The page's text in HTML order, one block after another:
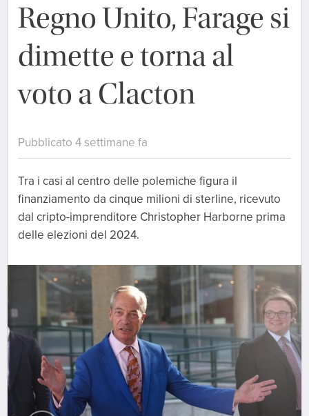
Regno Unito, Farage si
dimette e torna al
voto a Clacton
Pubblicato 4 settimane fa
Tra i casi al centro delle polemiche figura il
finanziamento da cinque milioni di sterline, ricevuto
dal cripto-imprenditore Christopher Harborne prima
delle elezioni del 2024.